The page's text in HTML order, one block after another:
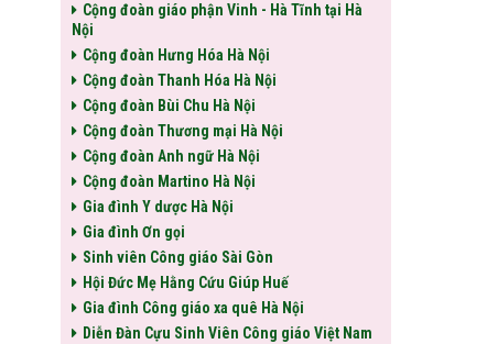
Cộng đoàn giáo phận Vinh - Hà Tĩnh tại Hà
Nội
Cộng đoàn Hưng Hóa Hà Nội
Cộng đoàn Thanh Hóa Hà Nội
Cộng đoàn Bùi Chu Hà Nội
Cộng đoàn Thương mại Hà Nội
Cộng đoàn Anh ngữ Hà Nội
Cộng đoàn Martino Hà Nội
Gia đình Y dược Hà Nội
Gia đình Ơn gọi
Sinh viên Công giáo Sài Gòn
Hội Đức Mẹ Hằng Cứu Giúp Huế
Gia đình Công giáo xa quê Hà Nội
Diễn Đàn Cựu Sinh Viên Công giáo Việt Nam